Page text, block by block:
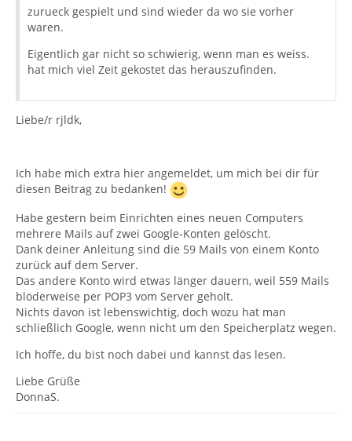
zurueck gespielt und sind wieder da wo sie vorher
waren.
Eigentlich gar nicht so schwierig, wenn man es weiss.
hat mich viel Zeit gekostet das herauszufinden.
Liebe/r rjldk,
Ich habe mich extra hier angemeldet, um mich bei dir für
diesen Beitrag zu bedanken!
Habe gestern beim Einrichten eines neuen Computers
mehrere Mails auf zwei Google-Konten gelöscht.
Dank deiner Anleitung sind die 59 Mails von einem Konto
zurück auf dem Server.
Das andere Konto wird etwas länger dauern, weil 559 Mails
blöderweise per POP3 vom Server geholt.
Nichts davon ist lebenswichtig, doch wozu hat man
schließlich Google, wenn nicht um den Speicherplatz wegen.
Ich hoffe, du bist noch dabei und kannst das lesen.
Liebe Grüße
DonnaS.